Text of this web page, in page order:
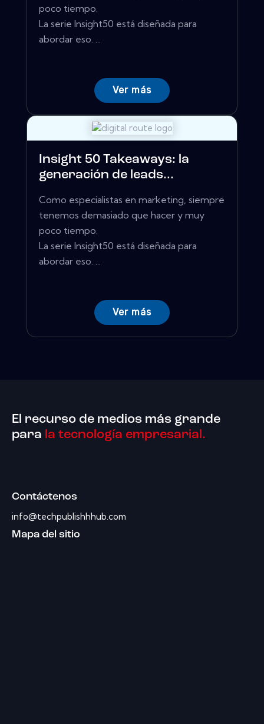
poco tiempo.
La serie Insight50 está diseñada para
abordar eso. ...
Ver más
Insight 50 Takeaways: la
generación de leads...
Como especialistas en marketing, siempre
tenemos demasiado que hacer y muy
poco tiempo.
La serie Insight50 está diseñada para
abordar eso. ...
Ver más
El recurso de medios más grande
para la tecnología empresarial.
Contáctenos
info@techpublishhhub.com
Mapa del sitio